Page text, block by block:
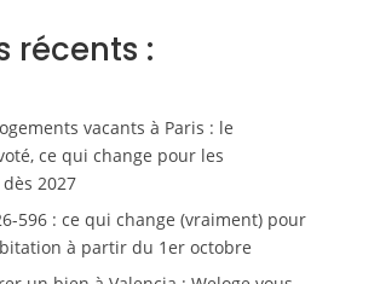
récents :
vacants à Paris : le
ce qui change pour les
2027
596 : ce qui change (vraiment) pour
à partir du 1er octobre